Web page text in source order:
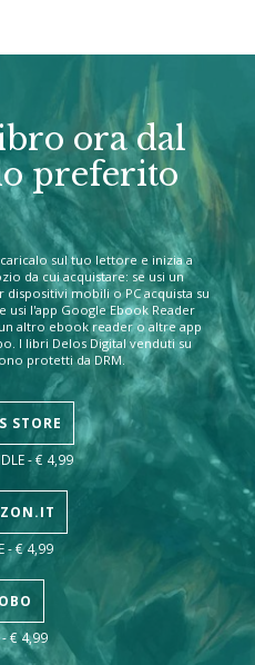
ora dal
preferito
sul tuo lettore e inizia a
da cui acquistare: se usi un
mobili o PC acquista su
usi l'app Google Ebook Reader
altro ebook reader o altre app
I libri Delos Digital venduti su
protetti da DRM.
STORE
- € 4,99
- € 4,99
- € 4,99